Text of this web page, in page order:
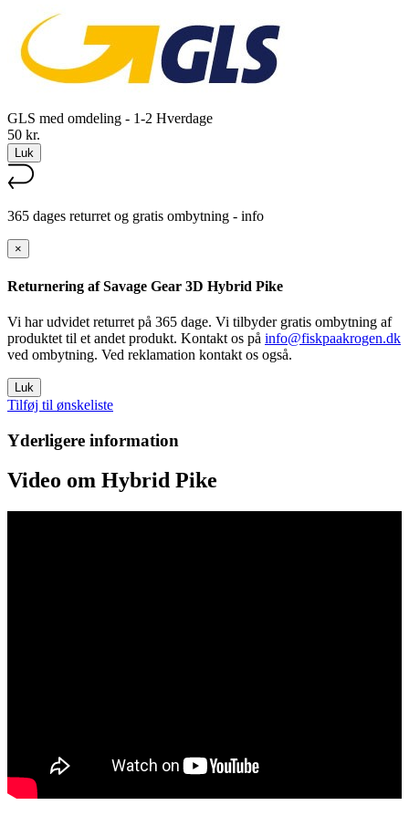
GLS med omdeling - 1-2 Hverdage
50 kr.
Luk
365 dages returret og gratis ombytning - info
×
Returnering af Savage Gear 3D Hybrid Pike
Vi har udvidet returret på 365 dage. Vi tilbyder gratis ombytning af
produktet til et andet produkt. Kontakt os på info@fiskpaakrogen.dk
ved ombytning. Ved reklamation kontakt os også.
Luk
Tilføj til ønskeliste
Yderligere information
Video om Hybrid Pike